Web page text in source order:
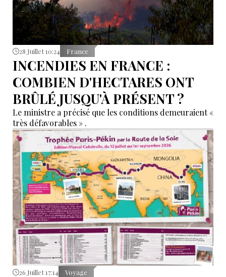
28 Juillet 10:24 France
INCENDIES EN FRANCE :
COMBIEN D'HECTARES ONT
BRÛLÉ JUSQU'À PRÉSENT ?
Le ministre a précisé que les conditions demeuraient «
très défavorables » .
26 Juillet 17:14 Voyage